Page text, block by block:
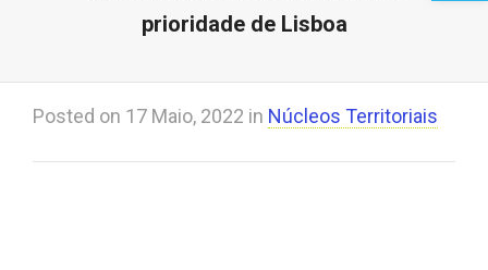
prioridade de Lisboa
Posted on 17 Maio, 2022 in Núcleos Territoriais